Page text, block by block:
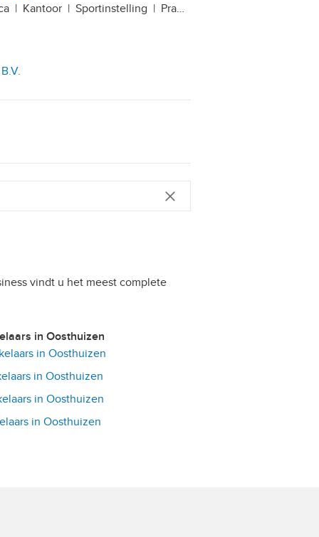
| Kantoor | Sportinstelling | Praktijkruimte
vindt u het meest complete
in Oosthuizen
in Oosthuizen
in Oosthuizen
in Oosthuizen
in Oosthuizen